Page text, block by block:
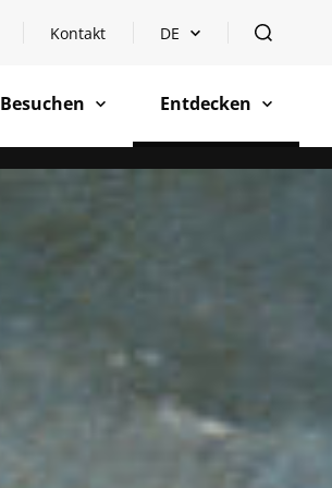
Kontakt Sprachauswahl öffnen
DE öffnen
Besuchen
öffnen Entdecken
öffnen